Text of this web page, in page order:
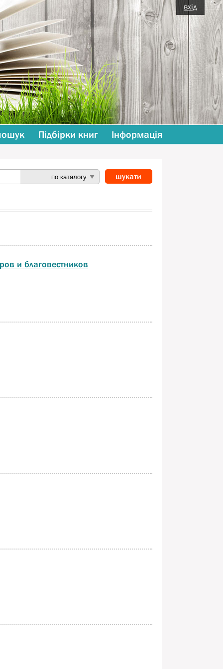
Підбірки книг Інформація
и благовестников
вхід